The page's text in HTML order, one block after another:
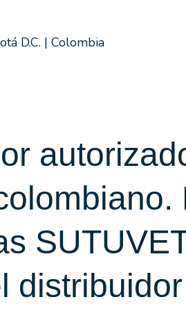
D.C. | Colombia